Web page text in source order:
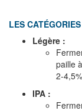
LES
Légère :
paille
2-
IPA :